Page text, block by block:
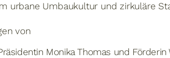
urbane Umbaukultur und zirkuläre
von
Monika Thomas und